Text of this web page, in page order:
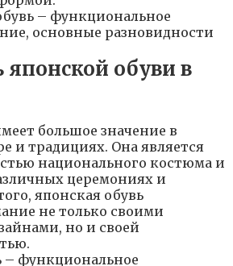
обуви в
большое значение в
и традициях. Она является
национального костюма и
церемониях и
японская обувь
не только своими
но и своей